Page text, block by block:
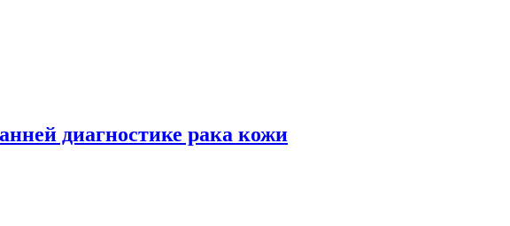
диагностике рака кожи